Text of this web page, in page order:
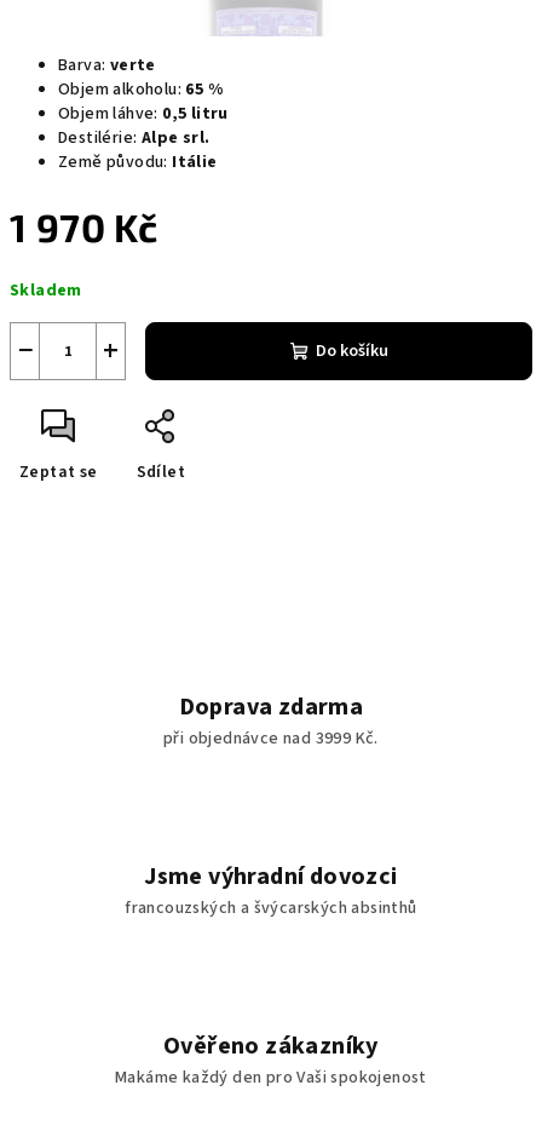
Barva: verte
Objem alkoholu: 65 %
Objem láhve: 0,5 litru
Destilérie: Alpe srl.
Země původu: Itálie
1 970 Kč
cena:
Skladem
+
− Do košíku
Zeptat se Sdílet
Doprava zdarma
při objednávce nad 3999 Kč.
Jsme výhradní dovozci
francouzských a švýcarských absinthů
Ověřeno zákazníky
Makáme každý den pro Vaši spokojenost